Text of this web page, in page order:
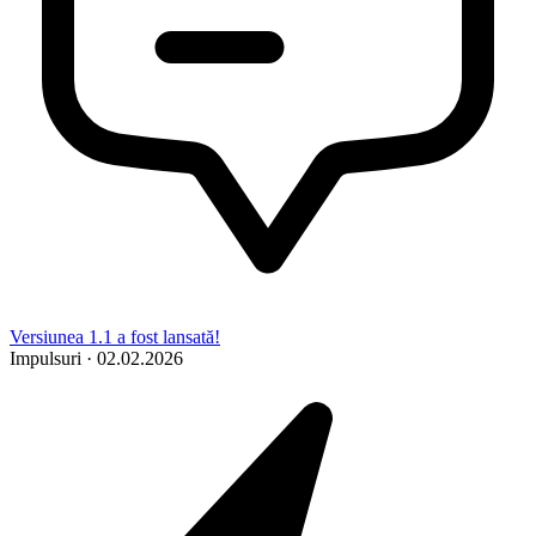
Versiunea 1.1 a fost lansată!
Impulsuri · 02.02.2026